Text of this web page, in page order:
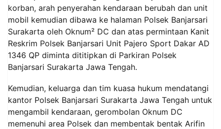
korban, arah penyerahan kendaraan berubah dan unit
mobil kemudian dibawa ke halaman Polsek Banjarsari
Surakarta oleh Oknum² DC dan atas permintaan Kanit
Reskrim Polsek Banjarsari Unit Pajero Sport Dakar AD
1346 QP diminta dititipkan di Parkiran Polsek
Banjarsari Surakarta Jawa Tengah.
Kemudian, keluarga dan tim kuasa hukum mendatangi
kantor Polsek Banjarsari Surakarta Jawa Tengah untuk
mengambil kendaraan, gerombolan Oknum DC
memenuhi area Polsek dan membentak bentak Arifin